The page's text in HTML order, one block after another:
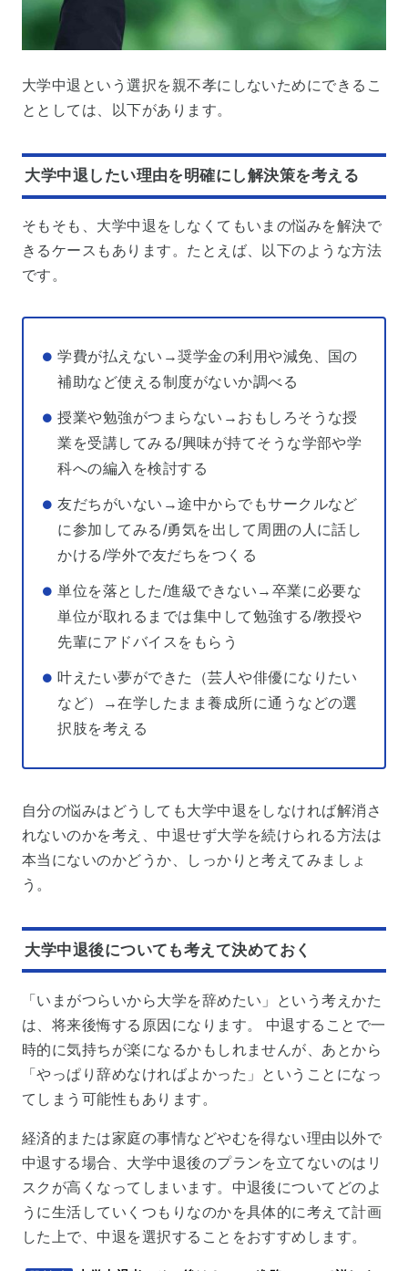
大学中退という選択を親不孝にしないためにできるこ
ととしては、以下があります。
大学中退したい理由を明確にし解決策を考える
そもそも、大学中退をしなくてもいまの悩みを解決で
きるケースもあります。たとえば、以下のような方法
です。
学費が払えない→奨学金の利用や減免、国の
補助など使える制度がないか調べる
授業や勉強がつまらない→おもしろそうな授
業を受講してみる/興味が持てそうな学部や学
科への編入を検討する
友だちがいない→途中からでもサークルなど
に参加してみる/勇気を出して周囲の人に話し
かける/学外で友だちをつくる
単位を落とした/進級できない→卒業に必要な
単位が取れるまでは集中して勉強する/教授や
先輩にアドバイスをもらう
叶えたい夢ができた（芸人や俳優になりたい
など）→在学したまま養成所に通うなどの選
択肢を考える
自分の悩みはどうしても大学中退をしなければ解消さ
れないのかを考え、中退せず大学を続けられる方法は
本当にないのかどうか、しっかりと考えてみましょ
う。
大学中退後についても考えて決めておく
「いまがつらいから大学を辞めたい」という考えかた
は、将来後悔する原因になります。 中退することで一
時的に気持ちが楽になるかもしれませんが、あとから
「やっぱり辞めなければよかった」ということになっ
てしまう可能性もあります。
経済的または家庭の事情などやむを得ない理由以外で
中退する場合、大学中退後のプランを立てないのはリ
スクが高くなってしまいます。中退後についてどのよ
うに生活していくつもりなのかを具体的に考えて計画
した上で、中退を選択することをおすすめします。